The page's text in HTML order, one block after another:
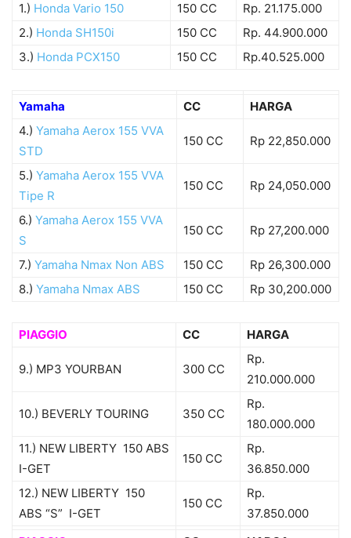
1.) Honda Vario 150 150 CC
Rp. 21.175.000
2.) Honda SH150i 150 CC
Rp. 44.900.000
3.) Honda PCX150 150 CC Rp.40.525.000
Yamaha CC
HARGA
4.) Yamaha Aerox 155 VVA
STD
150 CC Rp 22,850.000
5.) Yamaha Aerox 155 VVA
Tipe R
150 CC Rp 24,050.000
6.) Yamaha Aerox 155 VVA
S
150 CC Rp 27,200.000
7.) Yamaha Nmax Non ABS 150 CC
Rp 26,300.000
8.) Yamaha Nmax ABS 150 CC Rp 30,200.000
PIAGGIO CC HARGA
9.) MP3 YOURBAN 300 CC
Rp.
210.000.000
10.) BEVERLY TOURING 350 CC
Rp.
180.000.000
11.) NEW LIBERTY 150 ABS
I-GET
150 CC
Rp.
36.850.000
12.) NEW LIBERTY 150
ABS “S” I-GET
150 CC
Rp.
37.850.000